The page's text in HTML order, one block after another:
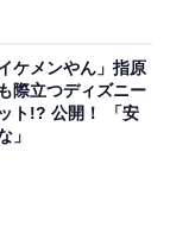
ケメンやん」指原
際立つディズニー
ト!? 公開！ 「安
」